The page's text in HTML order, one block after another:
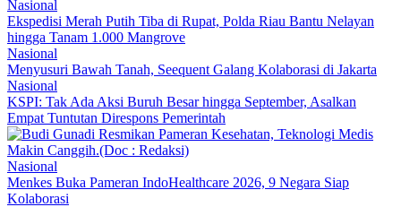
Nasional
Ekspedisi Merah Putih Tiba di Rupat, Polda Riau Bantu Nelayan
hingga Tanam 1.000 Mangrove
Nasional
Menyusuri Bawah Tanah, Seequent Galang Kolaborasi di Jakarta
Nasional
KSPI: Tak Ada Aksi Buruh Besar hingga September, Asalkan
Empat Tuntutan Direspons Pemerintah
Nasional
Menkes Buka Pameran IndoHealthcare 2026, 9 Negara Siap
Kolaborasi